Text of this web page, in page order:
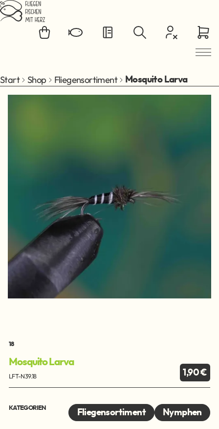
Zum Hauptinhalt springen
Start Shop Fliegensortiment Mosquito Larva
18
Mosquito Larva
LFT-N39.18 1,90 €
KATEGORIEN Fliegensortiment Nymphen